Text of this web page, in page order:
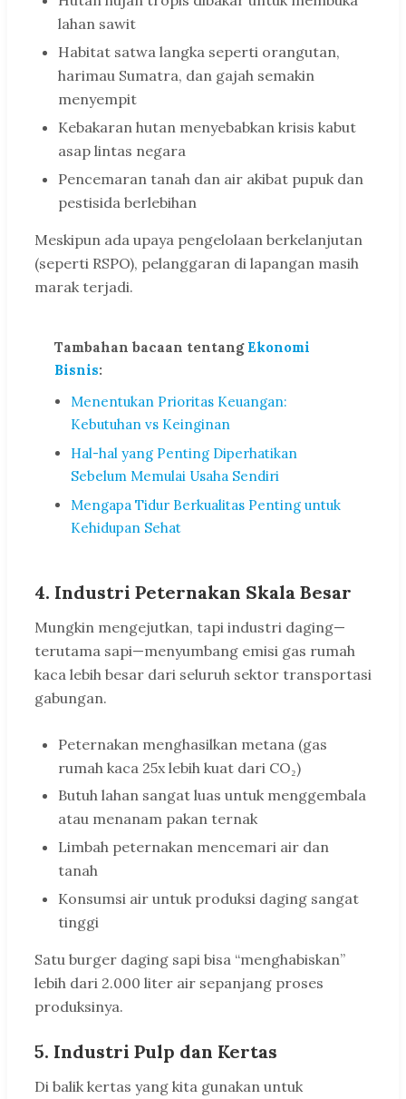
lahan sawit
Habitat satwa langka seperti orangutan,
harimau Sumatra, dan gajah semakin
menyempit
Kebakaran hutan menyebabkan krisis kabut
asap lintas negara
Pencemaran tanah dan air akibat pupuk dan
pestisida berlebihan
Meskipun ada upaya pengelolaan berkelanjutan
(seperti RSPO), pelanggaran di lapangan masih
marak terjadi.
Tambahan bacaan tentang Ekonomi
Bisnis:
Menentukan Prioritas Keuangan:
Kebutuhan vs Keinginan
Hal-hal yang Penting Diperhatikan
Sebelum Memulai Usaha Sendiri
Mengapa Tidur Berkualitas Penting untuk
Kehidupan Sehat
4. Industri Peternakan Skala Besar
Mungkin mengejutkan, tapi industri daging—
terutama sapi—menyumbang emisi gas rumah
kaca lebih besar dari seluruh sektor transportasi
gabungan.
Peternakan menghasilkan metana (gas
rumah kaca 25x lebih kuat dari CO₂)
Butuh lahan sangat luas untuk menggembala
atau menanam pakan ternak
Limbah peternakan mencemari air dan
tanah
Konsumsi air untuk produksi daging sangat
tinggi
Satu burger daging sapi bisa “menghabiskan”
lebih dari 2.000 liter air sepanjang proses
produksinya.
5. Industri Pulp dan Kertas
Di balik kertas yang kita gunakan untuk